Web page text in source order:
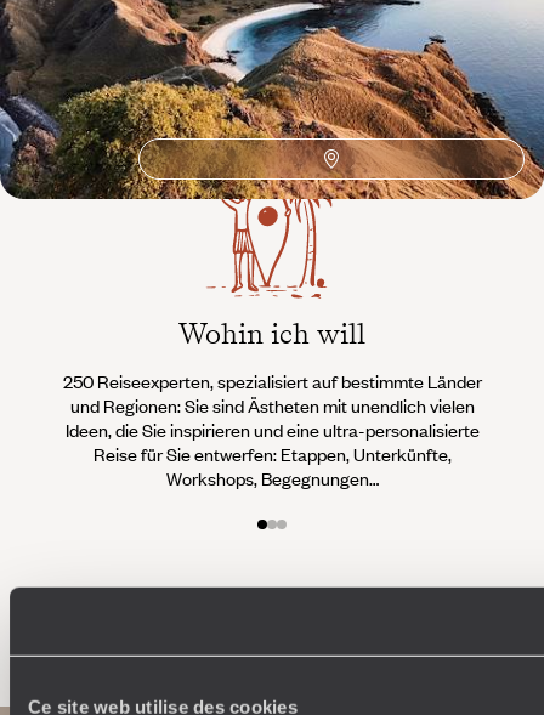
Ce site web utilise des cookies
Reisen Sie frei und individuell, ganz nach Ihren
Wünschen,
Ideen und Leidenschaften
Wohin ich will
250 Reiseexperten, spezialisiert auf bestimmte Länder
und Regionen: Sie sind Ästheten mit unendlich vielen
Ideen, die Sie inspirieren und eine ultra-personalisierte
Reise für Sie entwerfen: Etappen, Unterkünfte,
Workshops, Begegnungen…